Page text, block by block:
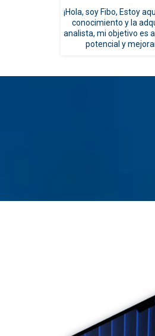
¡Hola, soy Fibo, Estoy
conocimiento y la
analista, mi objetivo es
potencial y